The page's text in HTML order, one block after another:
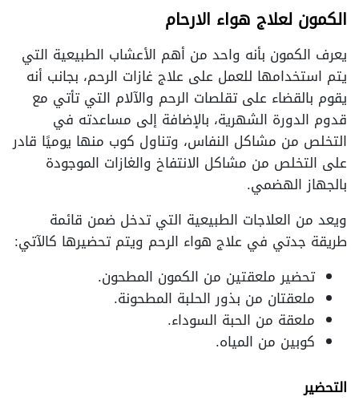
الكمون لعلاج هواء الارحام
يعرف الكمون بأنه واحد من أهم الأعشاب الطبيعية التي
يتم استخدامها للعمل على علاج غازات الرحم، بجانب أنه
يقوم بالقضاء على تقلصات الرحم والآلام التي تأتي مع
قدوم الدورة الشهرية، بالإضافة إلى مساعدته في
التخلص من مشاكل النفاس، وتناول كوب منها يوميًا قادر
على التخلص من مشاكل الانتفاخ والغازات الموجودة
بالجهاز الهضمي.
ويعد من العلاجات الطبيعية التي تدخل ضمن قائمة
طريقة جدتي في علاج هواء الرحم ويتم تحضيرها كالآتي:
تحضير ملعقتين من الكمون المطحون.
ملعقتان من بذور الحلبة المطحونة.
ملعقة من الحبة السوداء.
كوبين من المياه.
التحضير